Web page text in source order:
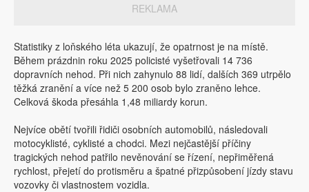
REKLAMA
Statistiky z loňského léta ukazují, že opatrnost je na místě.
Během prázdnin roku 2025 policisté vyšetřovali 14 736
dopravních nehod. Při nich zahynulo 88 lidí, dalších 369 utrpělo
těžká zranění a více než 5 200 osob bylo zraněno lehce.
Celková škoda přesáhla 1,48 miliardy korun.
Nejvíce obětí tvořili řidiči osobních automobilů, následovali
motocyklisté, cyklisté a chodci. Mezi nejčastější příčiny
tragických nehod patřilo nevěnování se řízení, nepřiměřená
rychlost, přejetí do protisměru a špatné přizpůsobení jízdy stavu
vozovky či vlastnostem vozidla.